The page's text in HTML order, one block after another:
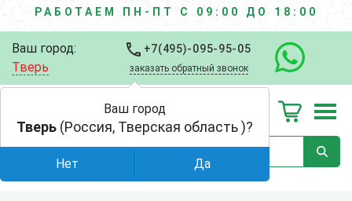
РАБОТАЕМ ПН-ПТ С 09:00 ДО 18:00
Ваш город:
Тверь
+7(495)-095-95-05
заказать обратный звонок
Ваш город
Тверь (Россия, Тверская область )?
Нет Да